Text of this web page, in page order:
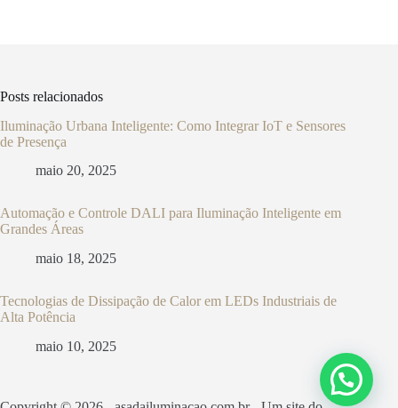
Posts relacionados
Iluminação Urbana Inteligente: Como Integrar IoT e Sensores
de Presença
maio 20, 2025
Automação e Controle DALI para Iluminação Inteligente em
Grandes Áreas
maio 18, 2025
Tecnologias de Dissipação de Calor em LEDs Industriais de
Alta Potência
maio 10, 2025